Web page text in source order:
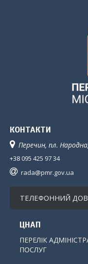
КОНТАКТИ
Перечин, пл.
+38 095 425 97 34
rada@pmr.gov.ua
ТЕЛЕФОННИЙ
ЦНАП
ПЕРЕЛІК